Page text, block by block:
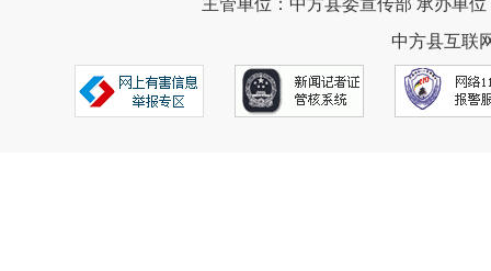
主管单位：中方县委宣传部 承办单
中方县互联